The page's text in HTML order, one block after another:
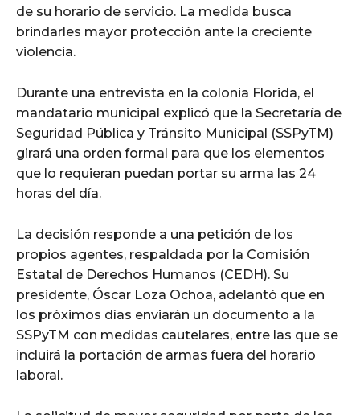
de su horario de servicio. La medida busca
brindarles mayor protección ante la creciente
violencia.
Durante una entrevista en la colonia Florida, el
mandatario municipal explicó que la Secretaría de
Seguridad Pública y Tránsito Municipal (SSPyTM)
girará una orden formal para que los elementos
que lo requieran puedan portar su arma las 24
horas del día.
La decisión responde a una petición de los
propios agentes, respaldada por la Comisión
Estatal de Derechos Humanos (CEDH). Su
presidente, Óscar Loza Ochoa, adelantó que en
los próximos días enviarán un documento a la
SSPyTM con medidas cautelares, entre las que se
incluirá la portación de armas fuera del horario
laboral.